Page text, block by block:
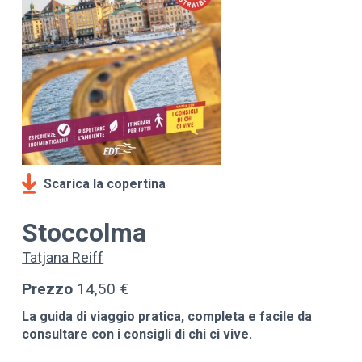
Scarica la copertina
Stoccolma
Tatjana Reiff
Prezzo 14,50 €
La guida di viaggio pratica, completa e facile da
consultare con i consigli di chi ci vive.